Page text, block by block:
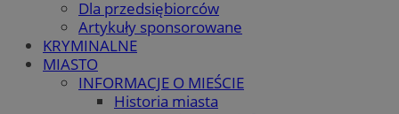
Dla przedsiębiorców
Artykuły sponsorowane
KRYMINALNE
MIASTO
INFORMACJE O MIEŚCIE
Historia miasta